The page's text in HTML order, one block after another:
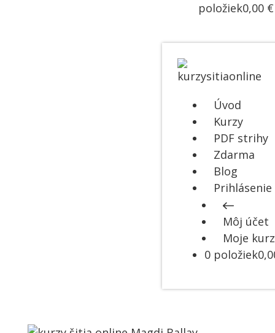
položiek0,00 €
Úvod
Kurzy
PDF strihy
Zdarma
Blog
Prihlásenie
Môj účet
Moje
0 položiek